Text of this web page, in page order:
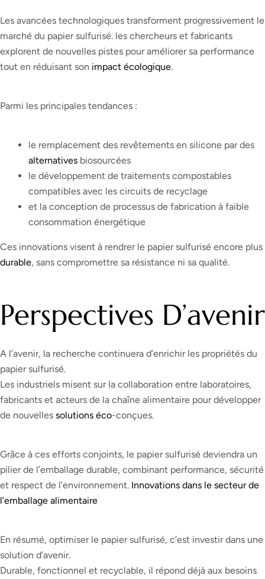
Les avancées technologiques transforment progressivement le
marché du papier sulfurisé. les chercheurs et fabricants
explorent de nouvelles pistes pour améliorer sa performance
tout en réduisant son impact écologique.
Parmi les principales tendances :
le remplacement des revêtements en silicone par des
alternatives biosourcées
le développement de traitements compostables
compatibles avec les circuits de recyclage
et la conception de processus de fabrication à faible
consommation énergétique
Ces innovations visent à rendrer le papier sulfurisé encore plus
durable, sans compromettre sa résistance ni sa qualité.
Perspectives D’avenir
A l’avenir, la recherche continuera d’enrichir les propriétés du
papier sulfurisé.
Les industriels misent sur la collaboration entre laboratoires,
fabricants et acteurs de la chaîne alimentaire pour développer
de nouvelles solutions éco-conçues.
Grâce à ces efforts conjoints, le papier sulfurisé deviendra un
pilier de l’emballage durable, combinant performance, sécurité
et respect de l’environnement. Innovations dans le secteur de
l’emballage alimentaire
En résumé, optimiser le papier sulfurisé, c’est investir dans une
solution d’avenir.
Durable, fonctionnel et recyclable, il répond déjà aux besoins